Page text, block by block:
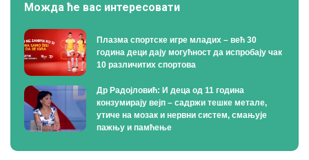
Можда ће вас интересовати
Плазма спортске игре младих – већ 30
година деци дају могућност да испробају чак
10 различитих спортова
Др Радојловић: И деца од 11 година
конзумирају вејп – садржи тешке метале,
утиче на мозак и нервни систем, смањује
пажњу и памћење